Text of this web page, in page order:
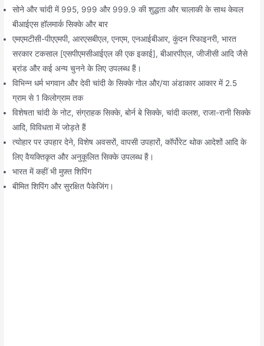
सोने और चांदी में 995, 999 और 999.9 की शुद्धता और चालाकी के साथ केवल
बीआईएस हॉलमार्क सिक्के और बार
एमएमटीसी-पीएएमपी, आरएसबीएल, एनएम, एनआईबीआर, कुंदन रिफाइनरी, भारत
सरकार टकसाल [एसपीएमसीआईएल की एक इकाई], बीआरपीएल, जीजीसी आदि जैसे
ब्रांड और कई अन्य चुनने के लिए उपलब्ध हैं।
विभिन्न धर्म भगवान और देवी चांदी के सिक्के गोल और/या अंडाकार आकार में 2.5
ग्राम से 1 किलोग्राम तक
विशेषता चांदी के नोट, संग्राहक सिक्के, बोर्न बे सिक्के, चांदी कलश, राजा-रानी सिक्के
आदि, विविधता में जोड़ते हैं
त्योहार पर उपहार देने, विशेष अवसरों, वापसी उपहारों, कॉर्पोरेट थोक आदेशों आदि के
लिए वैयक्तिकृत और अनुकूलित सिक्के उपलब्ध हैं।
भारत में कहीं भी मुफ़्त शिपिंग
बीमित शिपिंग और सुरक्षित पैकेजिंग।